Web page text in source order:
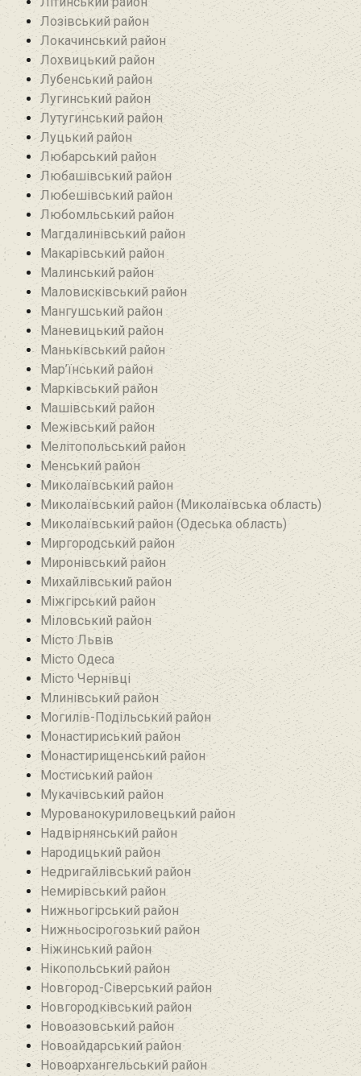
Лозівський район
Локачинський район
Лохвицький район
Лубенський район
Лугинський район‎
Лутугинський район
Луцький район
Любарський район‎
Любашівський район‎
Любешівський район
Любомльський район
Магдалинівський район
Макарівський район
Малинський район
Маловисківський район
Мангушський район
Маневицький район
Маньківський район‎
Мар’їнський район‎
Марківський район
Машівський район‎
Межівський район
Мелітопольський район
Менський район
Миколаївський район
Миколаївський район (Миколаївська область)
Миколаївський район (Одеська область)
Миргородський район
Миронівський район
Михайлівський район‎
Міжгірський район
Міловський район‎
Місто Львів
Місто Одеса
Місто Чернівці
Млинівський район‎
Могилів-Подільський район
Монастириський район
Монастирищенський район
Мостиський район
Мукачівський район
Мурованокуриловецький район
Надвірнянський район
Народицький район‎
Недригайлівський район‎
Немирівський район
Нижньогірський район
Нижньосірогозький район
Ніжинський район
Нікопольський район
Новгород-Сіверський район
Новгородківський район
Новоазовський район
Новоайдарський район‎
Новоархангельський район